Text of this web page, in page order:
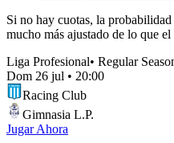
Si no hay cuotas, la
mucho más ajustado de lo que
Liga Profesional• Regular
Dom 26 jul • 20:00
Racing Club
Gimnasia L.P.
Jugar Ahora